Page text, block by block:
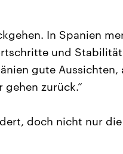
In Spanien
und
gute Aussichten,
zurück.“
doch nicht nur die